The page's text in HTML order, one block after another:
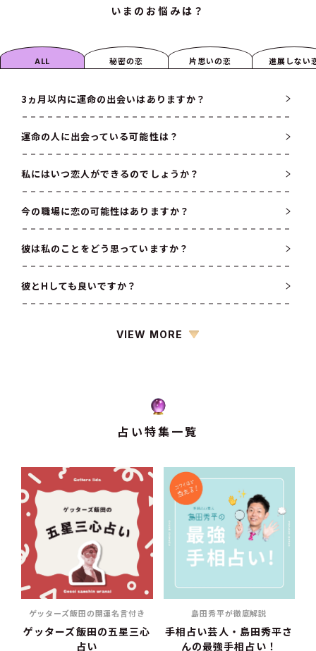
いまのお悩みは？
ALL 秘密の恋 片思いの恋 進展しない
3ヵ月以内に運命の出会いはありますか？
運命の人に出会っている可能性は？
私にはいつ恋人ができるのでしょうか？
今の職場に恋の可能性はありますか？
彼は私のことをどう思っていますか？
彼とHしても良いですか？
VIEW MORE
占い特集一覧
ゲッターズ飯田の開運名言付き
ゲッターズ飯田の五星三心
占い
島田秀平が徹底解説
手相占い芸人・島田秀平さ
んの最強手相占い！